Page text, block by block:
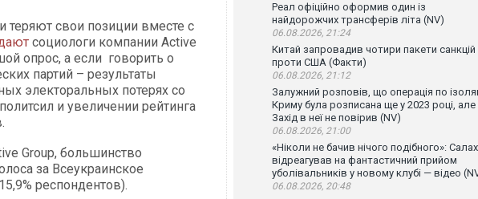
теряют свои позиции вместе с
социологи компании Active
опрос, а если говорить о
партий – результаты
электоральных потерях со
и увеличении рейтинга
Group, большинство
за Всеукраинское
респондентов).
Реал офіційно оформив один із
найдорожчих трансферів літа (NV)
06.08.2026, 21:24
Китай запровадив чотири пакети санкцій
проти США (Факти)
06.08.2026, 21:12
Залужний розповів, що операція по
Криму була розписана ще у 2023 році, але
Захід в неї не повірив (NV)
06.08.2026, 21:00
«Ніколи не бачив нічого подібного»: Салах
відреагував на фантастичний прийом
уболівальників у новому клубі — відео
06.08.2026, 20:48